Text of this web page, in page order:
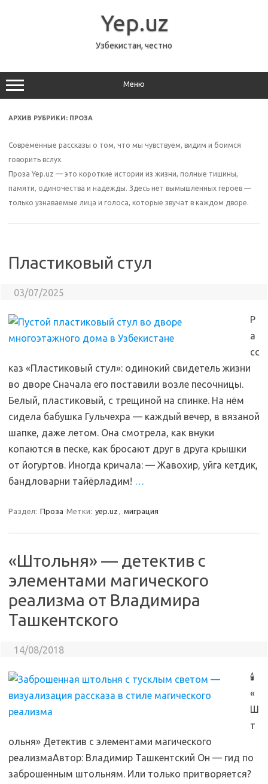
Yep.uz
Узбекистан, честно
Меню
АРХИВ РУБРИКИ: ПРОЗА
Современные рассказы о том, что мы чувствуем, видим и боимся
говорить вслух.
Проза Yep.uz — это короткие истории из жизни, полные тишины,
памяти, одиночества и надежды. Здесь нет вымышленных героев —
только узнаваемые лица и голоса, которые звучат в каждом дворе.
Пластиковый стул
03/07/2025
Р
а
сс
каз «Пластиковый стул»: одинокий свидетель жизни
во дворе Сначала его поставили возле песочницы.
Белый, пластиковый, с трещиной на спинке. На нём
сидела бабушка Гульчехра — каждый вечер, в вязаной
шапке, даже летом. Она смотрела, как внуки
копаются в песке, как бросают друг в друга крышки
от йогуртов. Иногда кричала: — Жавохир, уйга кетдик,
бандловарни тайёрладим! …
Раздел: Проза Метки: yep.uz , миграция
«Штольня» — детектив с
элементами магического
реализма от Владимира
Ташкентского
14/08/2018
🕯
«
Ш
т
ольня» Детектив с элементами магического
реализмаАвтор: Владимир Ташкентский Он — гид по
заброшенным штольням. Или только притворяется?